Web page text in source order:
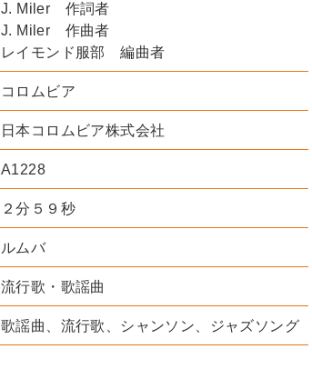
J. Miler 作詞者
J. Miler 作曲者
レイモンド服部 編曲者
コロムビア
日本コロムビア株式会社
A1228
２分５９秒
ルムバ
流行歌・歌謡曲
歌謡曲、流行歌、シャンソン、ジャズソング